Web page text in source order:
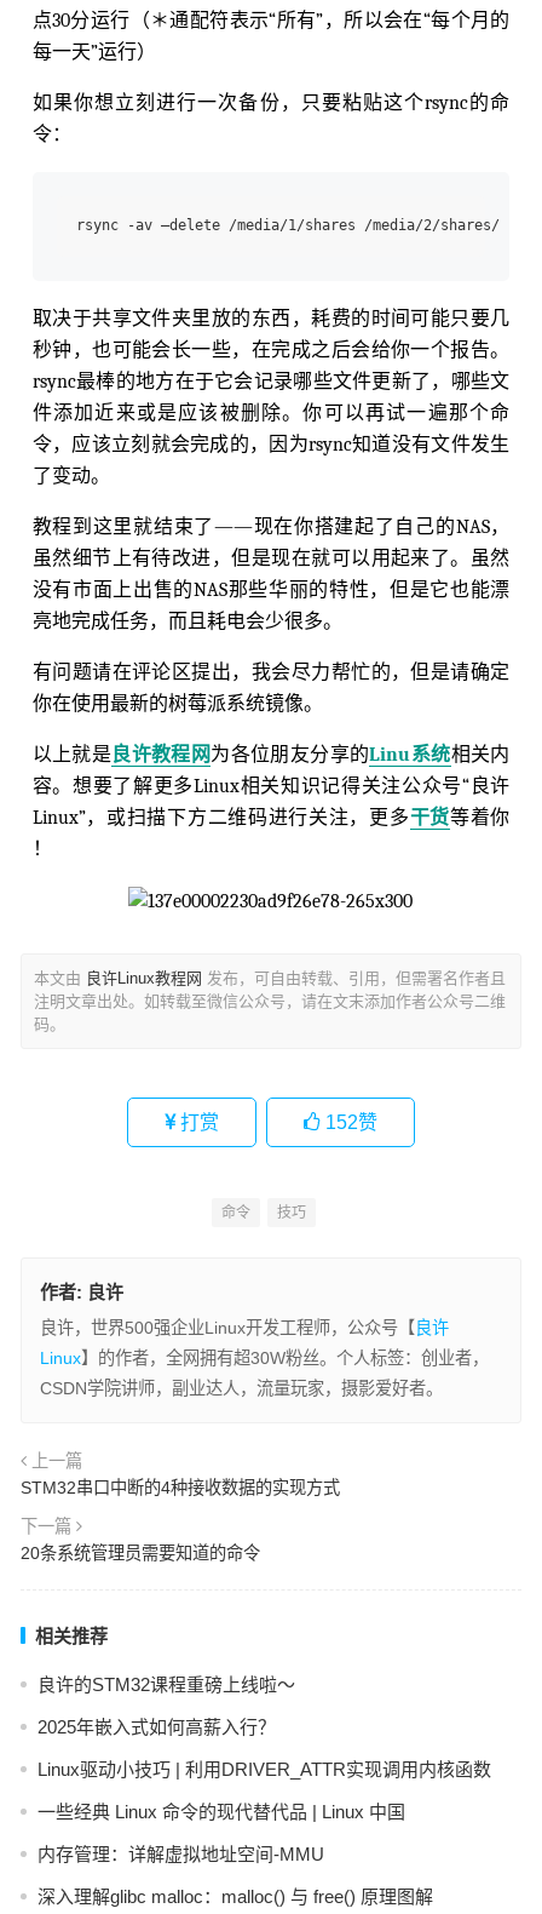
点30分运行（＊通配符表示“所有”，所以会在“每个月的
每一天”运行）
如果你想立刻进行一次备份，只要粘贴这个rsync的命
令：
rsync -av –delete /media/1/shares /media/2/shares/
取决于共享文件夹里放的东西，耗费的时间可能只要几
秒钟，也可能会长一些，在完成之后会给你一个报告。
rsync最棒的地方在于它会记录哪些文件更新了，哪些文
件添加近来或是应该被删除。你可以再试一遍那个命
令，应该立刻就会完成的，因为rsync知道没有文件发生
了变动。
教程到这里就结束了——现在你搭建起了自己的NAS，
虽然细节上有待改进，但是现在就可以用起来了。虽然
没有市面上出售的NAS那些华丽的特性，但是它也能漂
亮地完成任务，而且耗电会少很多。
有问题请在评论区提出，我会尽力帮忙的，但是请确定
你在使用最新的树莓派系统镜像。
以上就是良许教程网为各位朋友分享的Linu系统相关内
容。想要了解更多Linux相关知识记得关注公众号“良许
Linux”，或扫描下方二维码进行关注，更多干货等着你
！
本文由 良许Linux教程网 发布，可自由转载、引用，但需署名作者且
注明文章出处。如转载至微信公众号，请在文末添加作者公众号二维
码。
打赏 152赞
命令 技巧
作者: 良许
良许，世界500强企业Linux开发工程师，公众号【 良许
Linux】的作者，全网拥有超30W粉丝。个人标签：创业者，
CSDN学院讲师，副业达人，流量玩家，摄影爱好者。
上一篇
STM32串口中断的4种接收数据的实现方式
下一篇
20条系统管理员需要知道的命令
相关推荐
良许的STM32课程重磅上线啦～
2025年嵌入式如何高薪入行？
Linux驱动小技巧 | 利用DRIVER_ATTR实现调用内核函数
一些经典 Linux 命令的现代替代品 | Linux 中国
内存管理：详解虚拟地址空间-MMU
深入理解glibc malloc：malloc() 与 free() 原理图解